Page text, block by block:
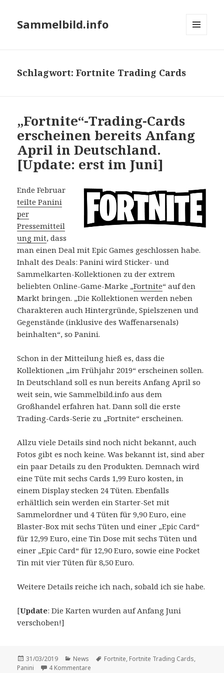
Sammelbild.info
Schlagwort:Fortnite Trading Cards
„Fortnite“-Trading-Cards
erscheinen bereits Anfang
April in Deutschland.
[Update: erst im Juni]
Ende Februar
teilte Panini
per
Pressemitteil
ung mit, dass
man einen Deal mit Epic Games geschlossen habe.
Inhalt des Deals: Panini wird Sticker- und
Sammelkarten-Kollektionen zu der extrem
beliebten Online-Game-Marke „Fortnite“ auf den
Markt bringen. „Die Kollektionen werden neben
Charakteren auch Hintergründe, Spielszenen und
Gegenstände (inklusive des Waffenarsenals)
beinhalten“, so Panini.
Schon in der Mitteilung hieß es, dass die
Kollektionen „im Frühjahr 2019“ erscheinen sollen.
In Deutschland soll es nun bereits Anfang April so
weit sein, wie Sammelbild.info aus dem
Großhandel erfahren hat. Dann soll die erste
Trading-Cards-Serie zu „Fortnite“ erscheinen.
Allzu viele Details sind noch nicht bekannt, auch
Fotos gibt es noch keine. Was bekannt ist, sind aber
ein paar Details zu den Produkten. Demnach wird
eine Tüte mit sechs Cards 1,99 Euro kosten, in
einem Display stecken 24 Tüten. Ebenfalls
erhältlich sein werden ein Starter-Set mit
Sammelordner und 4 Tüten für 9,90 Euro, eine
Blaster-Box mit sechs Tüten und einer „Epic Card“
für 12,99 Euro, eine Tin Dose mit sechs Tüten und
einer „Epic Card“ für 12,90 Euro, sowie eine Pocket
Tin mit vier Tüten für 8,50 Euro.
Weitere Details reiche ich nach, sobald ich sie habe.
[Update: Die Karten wurden auf Anfang Juni
verschoben!]
Veröffentlicht
am
31/03/2019 Kategorien
News Schlagwörter
Fortnite, Fortnite Trading Cards,
Panini
4 Kommentare